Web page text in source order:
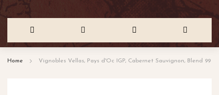
Home Vignobles Vellas, Pays d'Oc IGP, Cabernet Sauvignon, Blend 99